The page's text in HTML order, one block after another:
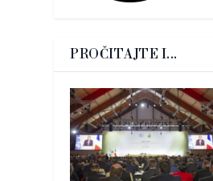
PROČITAJTE I...